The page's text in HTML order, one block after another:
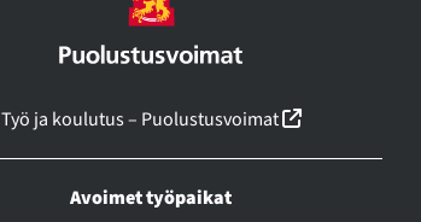
Työ ja koulutus – Puolustusvoimat (linkki avautuu
Avoimet työpaikat